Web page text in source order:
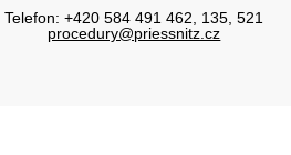
Telefon: +420 584 491 462, 135, 521
procedury@priessnitz.cz